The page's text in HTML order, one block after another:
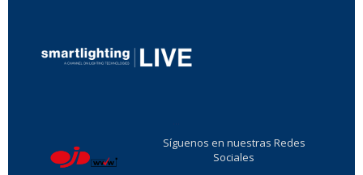
Síguenos en nuestras Redes
Sociales